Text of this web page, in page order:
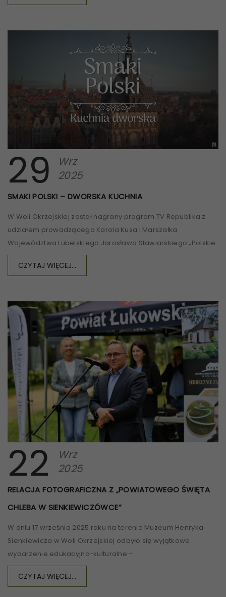
29
Wrz
2025
SMAKI POLSKI – DWORSKA KUCHNIA
W Woli Okrzejskiej został nagrany program TV Republika z
udziałem prowadzącego Karola Kusa i Marszałka
Województwa Lubelskiego Jarosława Stawiarskiego „Polskie
CZYTAJ WIĘCEJ...
22
Wrz
2025
RELACJA FOTOGRAFICZNA Z „POWIATOWEGO ŚWIĘTA
CHLEBA W SIENKIEWICZÓWCE”
W dniu 17 września 2025 roku na terenie Muzeum Henryka
Sienkiewicza w Woli Okrzejskiej odbyło się wyjątkowe
wydarzenie edukacyjno-kulturalne –
CZYTAJ WIĘCEJ...